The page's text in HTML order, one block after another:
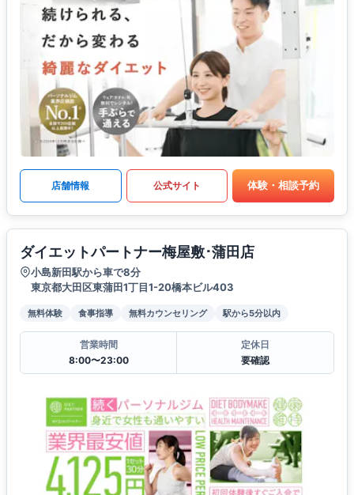
店舗情報 公式サイト 体験・相談予約
ダイエットパートナー梅屋敷･蒲田店
小島新田駅から車で8分
東京都大田区東蒲田1丁目1-20橋本ビル403
無料体験 食事指導 無料カウンセリング 駅から5分以内
営業時間
8:00〜23:00
定休日
要確認